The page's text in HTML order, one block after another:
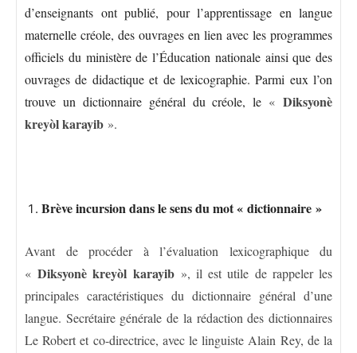
d’enseignants ont publié, pour l’apprentissage en langue
maternelle créole, des ouvrages en lien avec les programmes
officiels du ministère de l’Éducation nationale ainsi que des
ouvrages de didactique et de lexicographie. Parmi eux l’on
trouve un dictionnaire général du créole, le « Diksyonè
kreyòl karayib ».
Brève incursion dans le sens du mot « dictionnaire »
Avant de procéder à l’évaluation lexicographique du
«Diksyonè kreyòl karayib», il est utile de rappeler les
principales caractéristiques du dictionnaire général d’une
langue. Secrétaire générale de la rédaction des dictionnaires
Le Robert et co-directrice, avec le linguiste Alain Rey, de la